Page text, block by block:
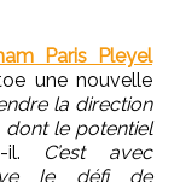
Paris Pleyel
une nouvelle
la direction
dont le potentiel
il. C’est avec
le défi de